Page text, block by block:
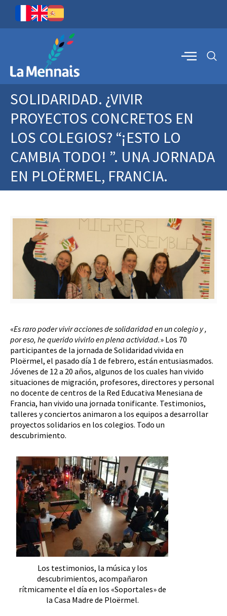
SOLIDARIDAD. ¿VIVIR
PROYECTOS CONCRETOS EN
LOS COLEGIOS? “¡ESTO LO
CAMBIA TODO! ”. UNA JORNADA
EN PLOËRMEL, FRANCIA.
«Es raro poder vivir acciones de solidaridad en un colegio y ,
por eso, he querido vivirlo en plena actividad.» Los 70
participantes de la jornada de Solidaridad vivida en
Ploërmel, el pasado día 1 de febrero, están entusiasmados.
Jóvenes de 12 a 20 años, algunos de los cuales han vivido
situaciones de migración, profesores, directores y personal
no docente de centros de la Red Educativa Menesiana de
Francia, han vivido una jornada tonificante. Testimonios,
talleres y conciertos animaron a los equipos a desarrollar
proyectos solidarios en los colegios. Todo un
descubrimiento.
Los testimonios, la música y los
descubrimientos, acompañaron
rítmicamente el día en los «Soportales» de
la Casa Madre de Ploërmel.